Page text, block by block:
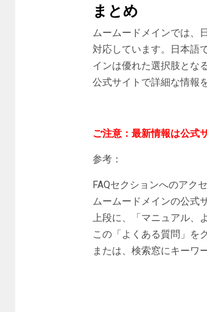
まとめ
ムームードメインでは、
対応しています。日本語
インは優れた選択肢とな
公式サイトで詳細な情報
ご注意：最新情報は公式
参考：
FAQセクションへのアク
ムームードメインの公式
上段に、「マニュアル、
この「よくある質問」を
または、検索窓にキーワ